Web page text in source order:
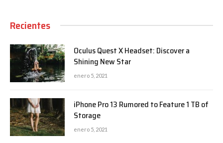
Recientes
Oculus Quest X Headset: Discover a
Shining New Star
enero 5, 2021
iPhone Pro 13 Rumored to Feature 1 TB of
Storage
enero 5, 2021